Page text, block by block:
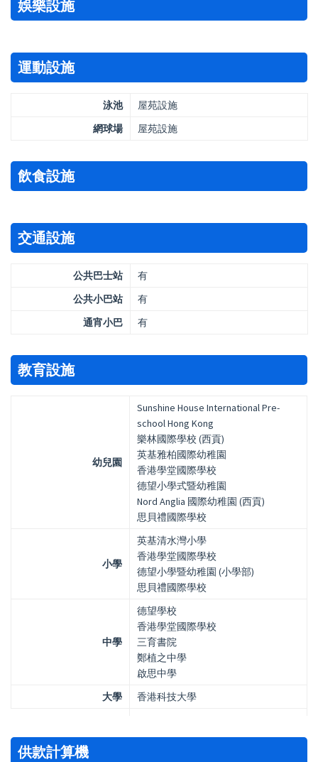
娛樂設施
運動設施
泳池
屋苑設施
網球場
屋苑設施
飲食設施
交通設施
公共巴士站
有
公共小巴站
有
通宵小巴
有
教育設施
幼兒園
Sunshine House International Pre-
school Hong Kong
樂林國際學校 (西貢)
英基雅柏國際幼稚園
香港學堂國際學校
德望小學式暨幼稚園
Nord Anglia 國際幼稚園 (西貢)
思貝禮國際學校
小學
英基清水灣小學
香港學堂國際學校
德望小學暨幼稚園 (小學部)
思貝禮國際學校
中學
德望學校
香港學堂國際學校
三育書院
鄭植之中學
啟思中學
大學
香港科技大學
供款計算機